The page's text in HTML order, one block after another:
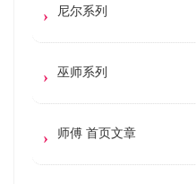
尼尔系列
巫师系列
师傅 首页文章